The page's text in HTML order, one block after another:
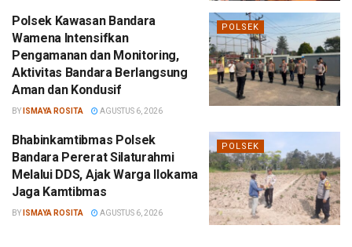
POLSEK
Polsek Kawasan Bandara
Wamena Intensifkan
Pengamanan dan Monitoring,
Aktivitas Bandara Berlangsung
Aman dan Kondusif
BY ISMAYA ROSITA AGUSTUS 6, 2026
POLSEK
Bhabinkamtibmas Polsek
Bandara Pererat Silaturahmi
Melalui DDS, Ajak Warga Ilokama
Jaga Kamtibmas
BY ISMAYA ROSITA AGUSTUS 6, 2026